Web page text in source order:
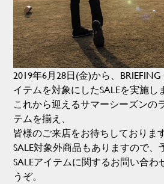
2019年6月28日(金)から、
イテムを対象にしたSALEを実施し
これから迎えるサマーシーズンの
テムを揃え、
皆様のご来店をお待ちしております
SALE対象外商品もありますので、
SALEアイテムに関するお問い合
うぞ。